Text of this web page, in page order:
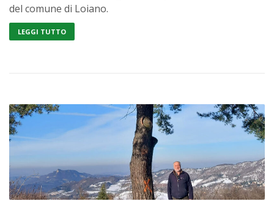
del comune di Loiano.
LEGGI TUTTO